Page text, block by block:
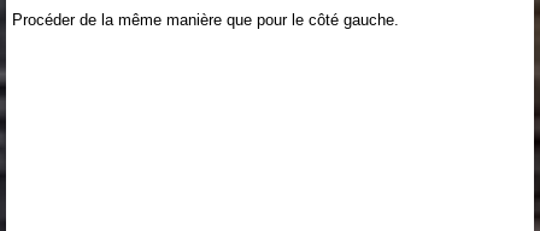
Procéder de la même manière que pour le côté gauche.